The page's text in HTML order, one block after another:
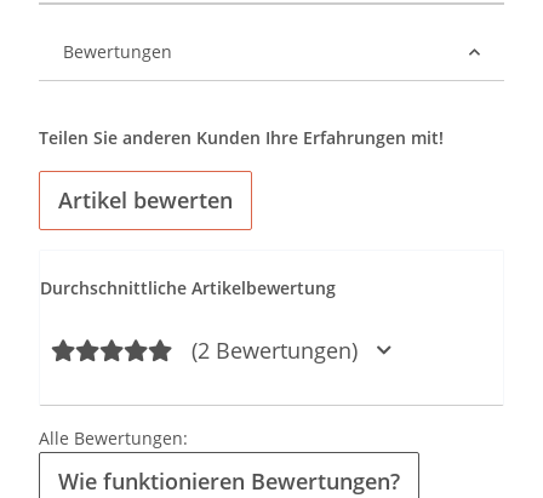
Bewertungen
Durchschnittliche Artikelbewertung
(2 Bewertungen)
Teilen Sie anderen Kunden Ihre Erfahrungen mit!
Artikel bewerten
Alle Bewertungen:
Wie funktionieren Bewertungen?